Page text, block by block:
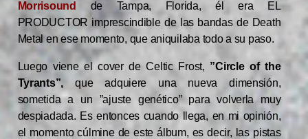
Morrisound
de Tampa, Florida, él era EL
PRODUCTOR imprescindible de las bandas de Death
Metal en ese momento, que aniquilaba todo a su paso.
Luego viene el cover de Celtic Frost, ”Circle of the
Tyrants”, que adquiere una nueva dimensión,
sometida a un ”ajuste genético” para volverla muy
despiadada. Es entonces cuando llega, en mi opinión,
el momento cúlmine de este álbum, es decir, las pistas